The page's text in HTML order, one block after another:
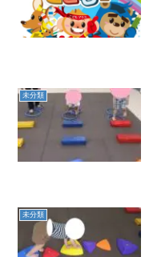
未分類
未分類